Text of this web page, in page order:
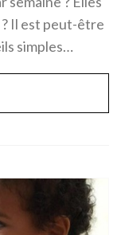
? Il est peut-être
simples…